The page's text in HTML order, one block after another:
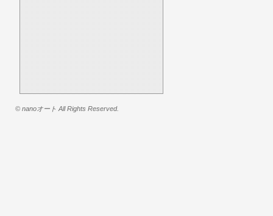
© nanoオート All Rights Reserved.